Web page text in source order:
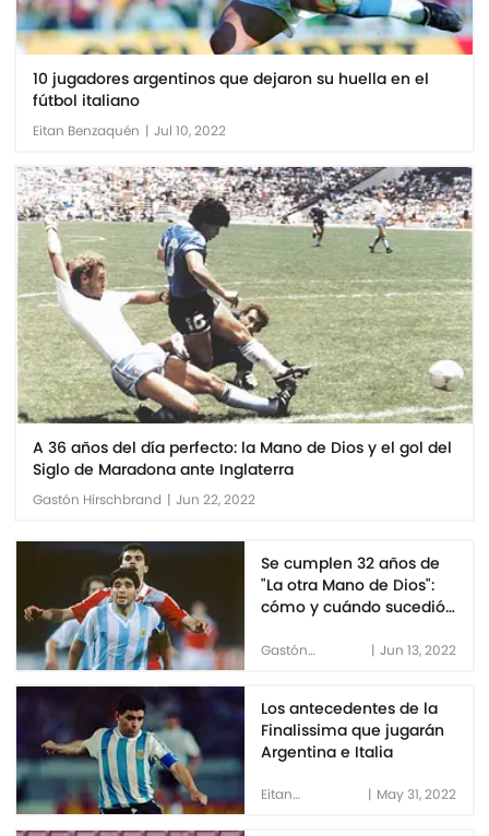
10 jugadores argentinos que dejaron su huella en el
fútbol italiano
Eitan Benzaquén | Jul 10, 2022
A 36 años del día perfecto: la Mano de Dios y el gol del
Siglo de Maradona ante Inglaterra
Gastón Hirschbrand | Jun 22, 2022
Se cumplen 32 años de
"La otra Mano de Dios":
cómo y cuándo sucedió
jugadas de Maradona
Gastón
| Jun 13, 2022
Los antecedentes de la
Finalissima que jugarán
Argentina e Italia
Eitan
| May 31, 2022